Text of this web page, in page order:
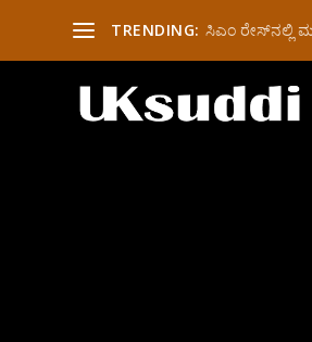
TRENDING: ಸಿಎಂ ರೇಸ್‌ನಲ್ಲಿ